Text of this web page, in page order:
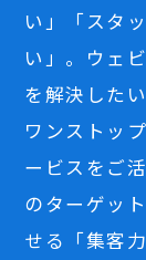
い」「スタ
い」。ウェ
を解決した
ワンストッ
ービスをご
のターゲッ
せる「集客